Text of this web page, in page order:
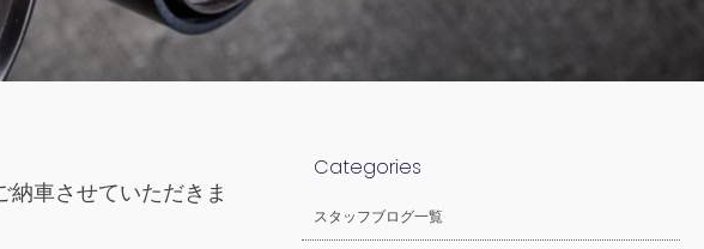
納車させていただきま
Categories
スタッフブログ一覧